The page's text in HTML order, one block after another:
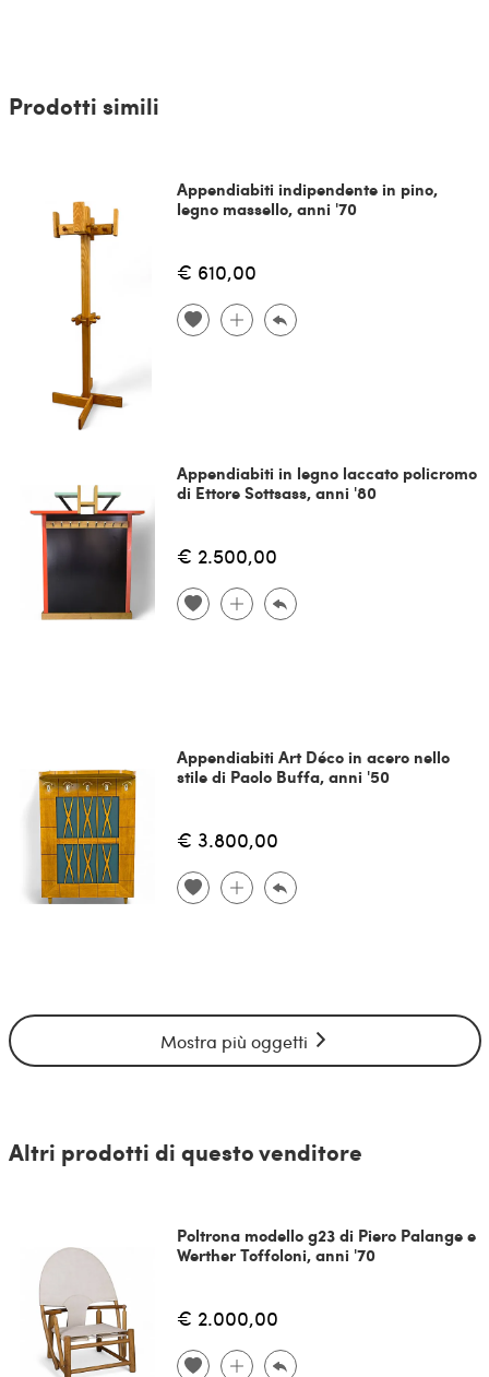
Prodotti simili
Appendiabiti indipendente in pino,
legno massello, anni '70
€ 610,00
Appendiabiti in legno laccato policromo
di Ettore Sottsass, anni '80
€ 2.500,00
Appendiabiti Art Déco in acero nello
stile di Paolo Buffa, anni '50
€ 3.800,00
Mostra più oggetti
Altri prodotti di questo venditore
Poltrona modello g23 di Piero Palange e
Werther Toffoloni, anni '70
€ 2.000,00